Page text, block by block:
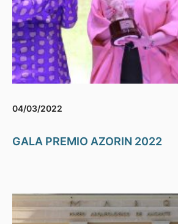
04/03/2022
GALA PREMIO AZORIN 2022